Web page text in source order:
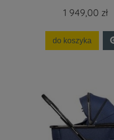
1 949,00 zł
do koszyka